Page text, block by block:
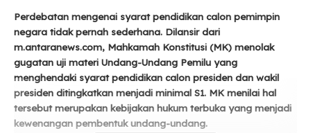
Perdebatan mengenai syarat pendidikan calon pemimpin
negara tidak pernah sederhana. Dilansir dari
m.antaranews.com, Mahkamah Konstitusi (MK) menolak
gugatan uji materi Undang-Undang Pemilu yang
menghendaki syarat pendidikan calon presiden dan wakil
presiden ditingkatkan menjadi minimal S1. MK menilai hal
tersebut merupakan kebijakan hukum terbuka yang menjadi
kewenangan pembentuk undang-undang.